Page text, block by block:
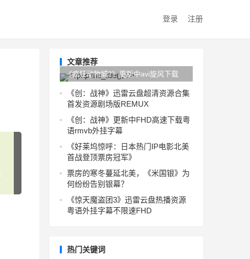
登录 注册
文章推荐
《疯狂动物城2》更新中avi旋风下载
HD720p完整版
《创：战神》迅雷云盘超清资源合集
首发资源剧场版REMUX
《创：战神》更新中FHD高速下载粤
语rmvb外挂字幕
《好莱坞惊呼：日本热门IP电影北美
首战登顶票房冠军》
票房的寒冬蔓延北美，《米国银》为
何纷纷告别银幕？
《惊天魔盗团3》迅雷云盘热播资源
粤语外挂字幕不限速FHD
热门关键词